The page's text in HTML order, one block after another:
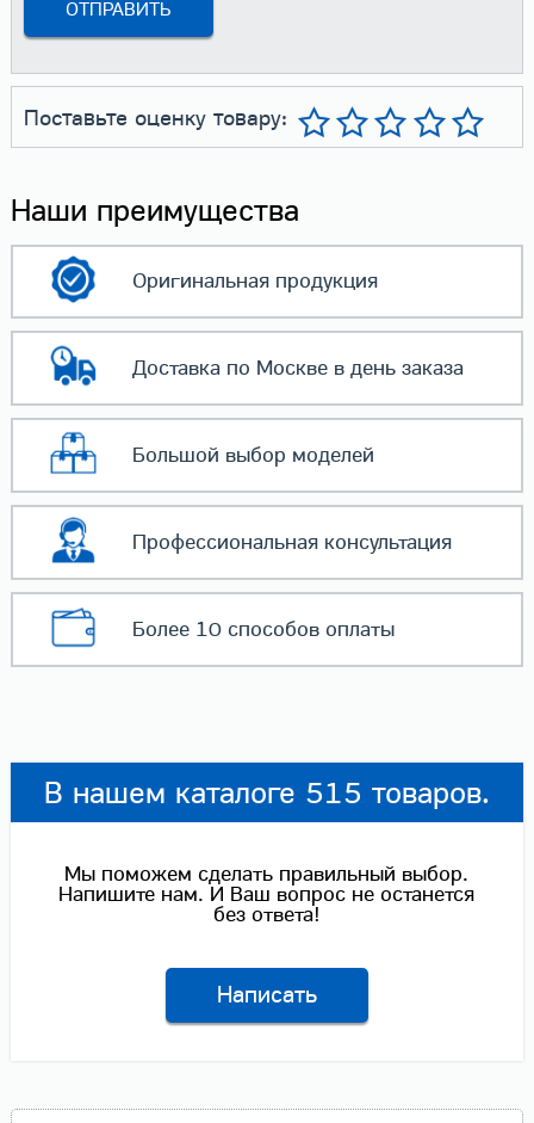
Поставьте оценку товару:
Наши преимущества
Оригинальнаяпродукция
Доставка по Москвев день заказа
Большой выбор моделей
Профессиональнаяконсультация
Более 10 способовоплаты
В нашем каталоге 515 товаров.
Мы поможем сделать правильный выбор.
Напишите нам. И Ваш вопрос не останется
без ответа!
Написать